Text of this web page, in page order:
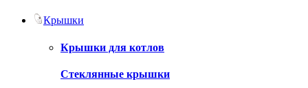
Крышки
Крышки для котлов
Стеклянные крышки